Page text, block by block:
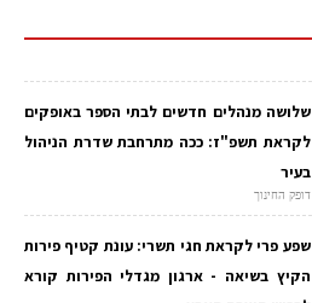
שלושה מנהלים חדשים לבתי הספר באופקים
לקראת תשפ"ז: ככה מתרחבת שדרת הניהול
בעיר
דופק החינוך
שפע פרי לקראת חגי תשרי: עונת קטיף פירות
הקיץ בשיאה - ארגון מגדלי הפירות קורא